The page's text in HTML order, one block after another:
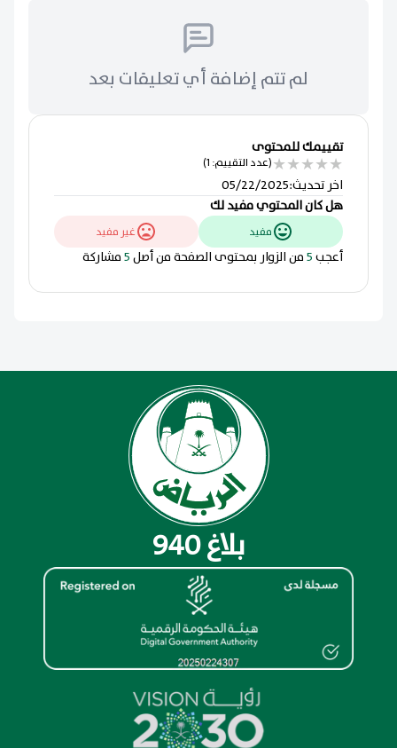
لم تتم إضافة أي تعليقات بعد
تقييمك للمحتوى
★
★
★
★
★(عدد التقييم: 1)
اخر تحديث:
05/22/2025
هل كان المحتوي مفيد لك
مفيد غير مفيد
أعجب5من الزوار بمحتوى الصفحة من أصل5مشاركة
بلاغ 940